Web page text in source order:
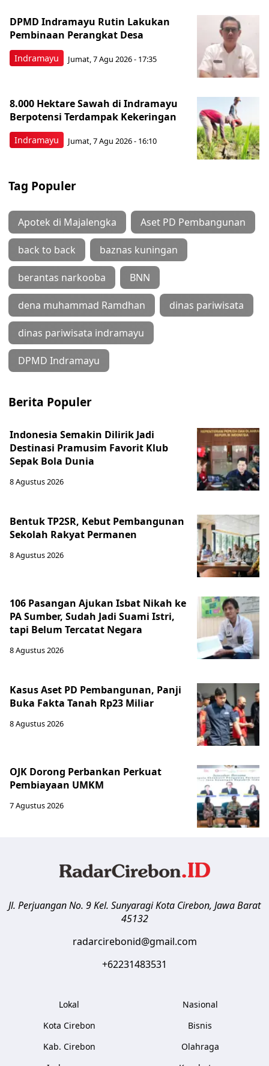
Indramayu
DPMD Indramayu Rutin Lakukan
Pembinaan Perangkat Desa
Jumat, 7 Agu 2026 - 17:35
Indramayu
8.000 Hektare Sawah di Indramayu
Berpotensi Terdampak Kekeringan
Jumat, 7 Agu 2026 - 16:10
Tag Populer
Apotek di Majalengka Aset PD Pembangunan
back to back baznas kuningan
berantas narkooba BNN
dena muhammad Ramdhan dinas pariwisata
dinas pariwisata indramayu
DPMD Indramayu
Berita Populer
Indonesia Semakin Dilirik Jadi
Destinasi Pramusim Favorit Klub
Sepak Bola Dunia
8 Agustus 2026
Bentuk TP2SR, Kebut Pembangunan
Sekolah Rakyat Permanen
8 Agustus 2026
106 Pasangan Ajukan Isbat Nikah ke
PA Sumber, Sudah Jadi Suami Istri,
tapi Belum Tercatat Negara
8 Agustus 2026
Kasus Aset PD Pembangunan, Panji
Buka Fakta Tanah Rp23 Miliar
8 Agustus 2026
OJK Dorong Perbankan Perkuat
Pembiayaan UMKM
7 Agustus 2026
Jl. Perjuangan No. 9 Kel. SunyaragiKota Cirebon, Jawa Barat
45132
radarcirebonid@gmail.com
+62231483531
Lokal
Kota Cirebon
Kab. Cirebon
Nasional
Bisnis
Olahraga